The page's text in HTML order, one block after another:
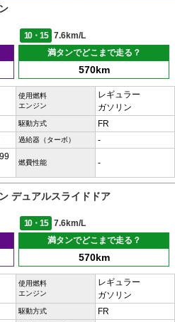
10・15
7.6km/L
満タンでどこまで走る？
570km
使用燃料
エンジン
レギュラー
ガソリン
駆動方式 FR
過給器（ターボ） -
燃費性能 -
デュアルスライドドア
10・15
7.6km/L
満タンでどこまで走る？
570km
使用燃料
エンジン
レギュラー
ガソリン
駆動方式 FR